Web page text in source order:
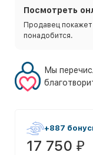
Посмотреть
Продавец
понадобится.
Мы
+887
17 750 ₽